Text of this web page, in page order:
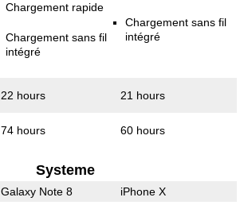
Chargement rapide
Chargement sans fil
intégré
Chargement sans fil
intégré
22 hours 21 hours
74 hours 60 hours
Systeme
Galaxy Note 8 iPhone X